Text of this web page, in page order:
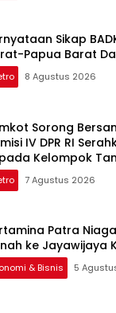
Sikap
Papua Barat
8 Agustus 2026
Sorong
IV DPR RI
Kelompok
7 Agustus 2026
Patra
ke Jayawijaya
& Bisnis 5